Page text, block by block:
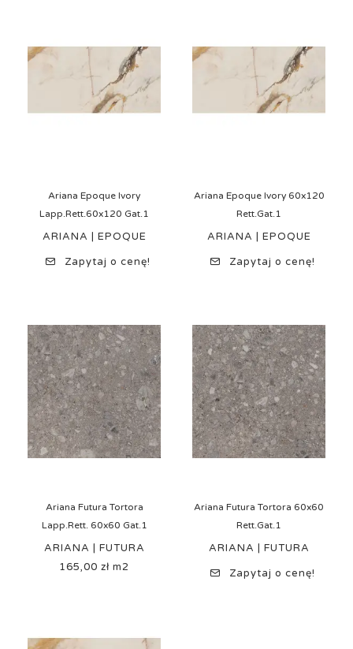
Ariana Epoque Ivory
Lapp.Rett.60x120 Gat.1
ARIANA | EPOQUE
Zapytaj o cenę!
Ariana Epoque Ivory 60x120
Rett.Gat.1
ARIANA | EPOQUE
Zapytaj o cenę!
Ariana Futura Tortora
Lapp.Rett. 60x60 Gat.1
ARIANA | FUTURA
Cena
165,00 zł m2
Ariana Futura Tortora 60x60
Rett.Gat.1
ARIANA | FUTURA
Zapytaj o cenę!